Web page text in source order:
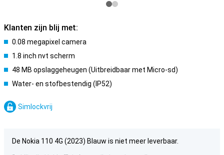
Klanten zijn blij met:
0.08 megapixel camera
1.8 inch nvt scherm
48 MB opslaggeheugen (Uitbreidbaar met Micro-sd)
Water- en stofbestendig (IP52)
Simlockvrij
De Nokia 110 4G (2023) Blauw is niet meer leverbaar.